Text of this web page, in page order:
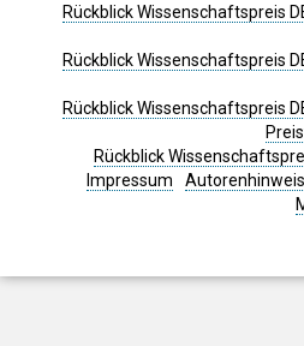
Rückblick Wissenschaftspreis
Rückblick Wissenschaftspreis
Rückblick Wissenschaftspreis
Rückblick
Impressum